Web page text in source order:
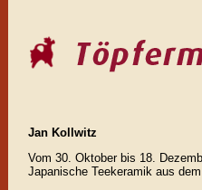
Jan Kollwitz
Vom 30. Oktober bis 18.
Japanische Teekeramik aus